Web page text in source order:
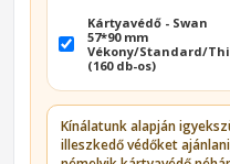
Kártyavédő - Swan
57*90 mm
Vékony/Standard/
(160 db-os)
Kínálatunk alapján
illeszkedő védőket